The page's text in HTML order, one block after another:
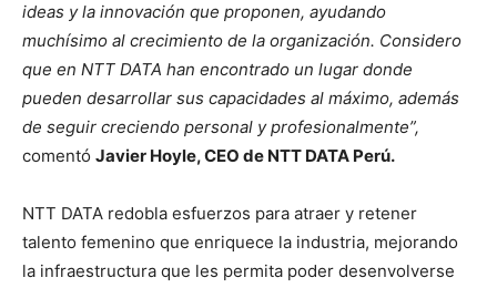
ideas y la innovación que proponen, ayudando
muchísimo al crecimiento de la organización. Considero
que en NTT DATA han encontrado un lugar donde
pueden desarrollar sus capacidades al máximo, además
de seguir creciendo personal y profesionalmente”,
comentó Javier Hoyle, CEO de NTT DATA Perú.
NTT DATA redobla esfuerzos para atraer y retener
talento femenino que enriquece la industria, mejorando
la infraestructura que les permita poder desenvolverse